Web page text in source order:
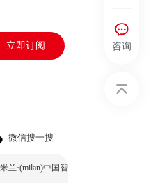
咨询
立即订阅
微信搜一搜
米兰·(milan)中国智